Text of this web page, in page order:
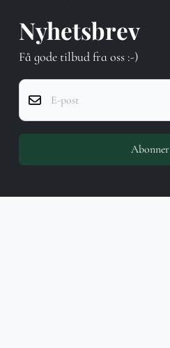
Nyhetsbrev
Få gode tilbud fra oss :-)
E-post
Abonner